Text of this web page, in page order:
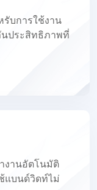
บการใช้งาน
ประสิทธิภาพที่
งานอัตโนมัติ
แบนด์วิดท์ไม่